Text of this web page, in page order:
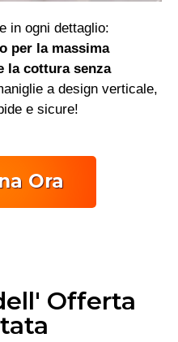
in ogni dettaglio:
per la massima
la cottura senza
a design verticale,
e sicure!
Ora
Offerta